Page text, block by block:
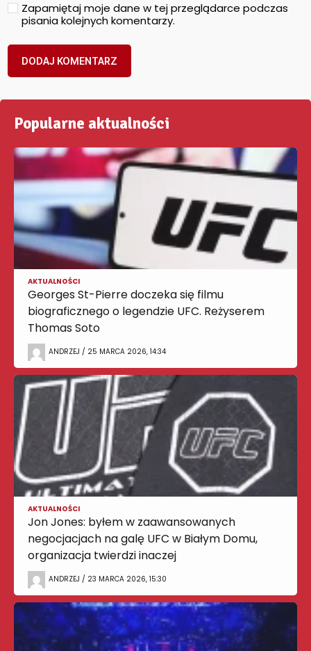
Zapamiętaj moje dane w tej przeglądarce podczas
pisania kolejnych komentarzy.
Popularne aktualności
AKTUALNOŚCI
Georges St-Pierre doczeka się filmu
biograficznego o legendzie UFC. Reżyserem
Thomas Soto
ANDRZEJ / 25 MARCA 2026, 14:34
AKTUALNOŚCI
Jon Jones: byłem w zaawansowanych
negocjacjach na galę UFC w Białym Domu,
organizacja twierdzi inaczej
ANDRZEJ / 23 MARCA 2026, 15:30